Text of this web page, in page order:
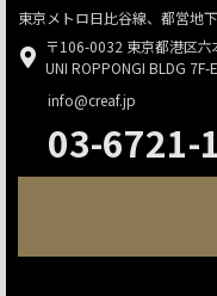
東京メトロ日比谷線、都営地
〒106-0032 東京都港区
UNI ROPPONGI BLDG 7F-E
info@creaf.jp
03-6721-